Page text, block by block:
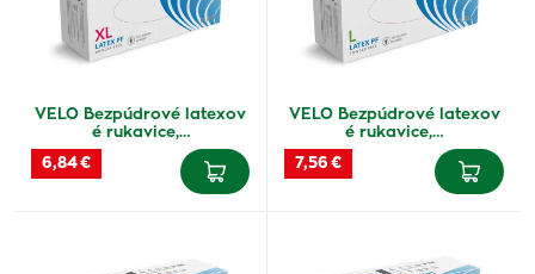
VELO Bezpúdrové latexov
é rukavice,…
6,84 €
VELO Bezpúdrové latexov
é rukavice,…
7,56 €